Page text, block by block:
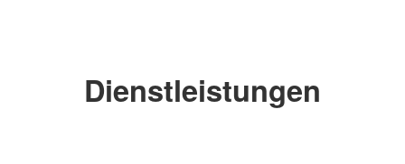
Dienstleistungen